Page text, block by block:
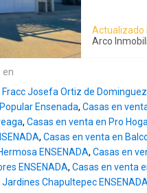
gourmet
espaciosa
vestíbulo
lavado y
walk-in
completo,
principal
adicional •
secadora •
espacios
Gimnasio
¿Quieres
646 148 ---- 📱 Correo:
Actualizado
Arco
en
Josefa Ortiz de
Ensenada, Casas en
, Casas en venta en Pro
, Casas en venta en
ENSENADA, Casas en
ENSENADA, Casas en venta
Chapultepec ENSENADA